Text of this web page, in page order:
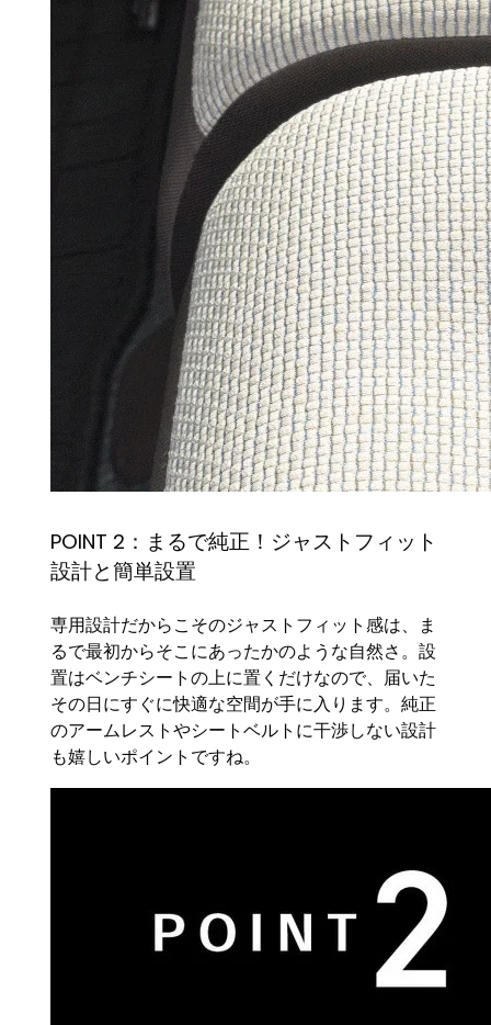
POINT 2：まるで純正！ジャストフィット
設計と簡単設置
専用設計だからこそのジャストフィット感は、ま
るで最初からそこにあったかのような自然さ。設
置はベンチシートの上に置くだけなので、届いた
その日にすぐに快適な空間が手に入ります。純正
のアームレストやシートベルトに干渉しない設計
も嬉しいポイントですね。